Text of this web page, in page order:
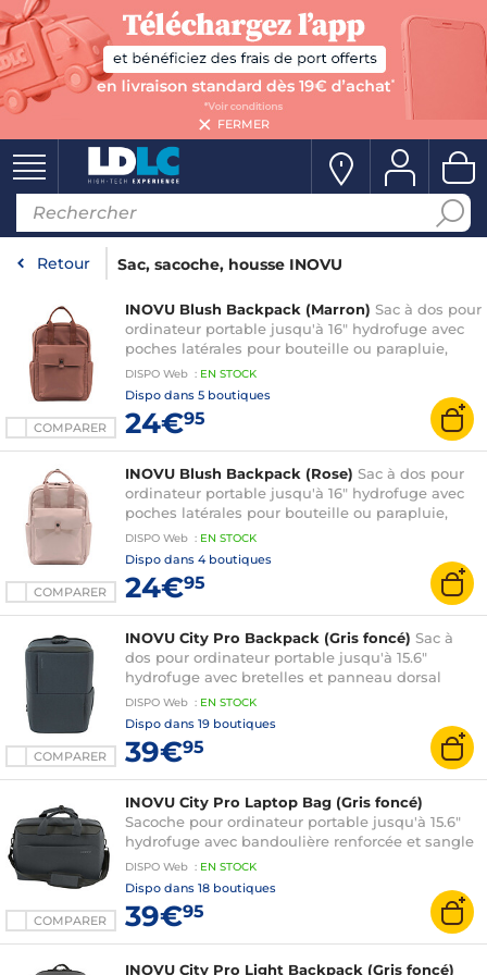
FERMER
Retour Sac, sacoche, housse INOVU
COMPARER
INOVU Blush Backpack (Marron) Sac à dos pour
ordinateur portable jusqu'à 16" hydrofuge avec
poches latérales pour bouteille ou parapluie,
compatible PC portable et Mac
DISPO Web : EN STOCK
Dispo dans 5 boutiques
24€95
COMPARER
INOVU Blush Backpack (Rose) Sac à dos pour
ordinateur portable jusqu'à 16" hydrofuge avec
poches latérales pour bouteille ou parapluie,
compatible PC portable et Mac
DISPO Web : EN STOCK
Dispo dans 4 boutiques
24€95
COMPARER
INOVU City Pro Backpack (Gris foncé) Sac à
dos pour ordinateur portable jusqu'à 15.6"
hydrofuge avec bretelles et panneau dorsal
renforcés, système de verrouillage et sangle
bagage
DISPO Web : EN STOCK
Dispo dans 19 boutiques
39€95
COMPARER
INOVU City Pro Laptop Bag (Gris foncé)
Sacoche pour ordinateur portable jusqu'à 15.6"
hydrofuge avec bandoulière renforcée et sangle
bagage
DISPO Web : EN STOCK
Dispo dans 18 boutiques
39€95
INOVU City Pro Light Backpack (Gris foncé)